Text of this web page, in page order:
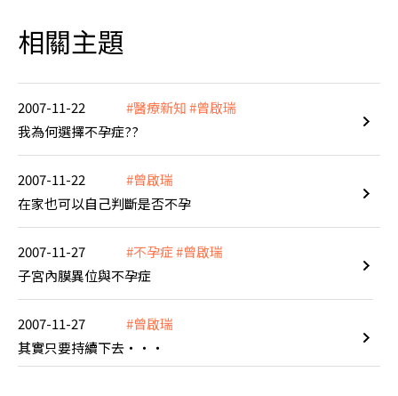
相關主題
2007-11-22 #醫療新知 #曾啟瑞
我為何選擇不孕症??
2007-11-22
#曾啟瑞
在家也可以自己判斷是否不孕
2007-11-27 #不孕症#曾啟瑞
子宮內膜異位與不孕症
2007-11-27
#曾啟瑞
其實只要持續下去‧‧‧